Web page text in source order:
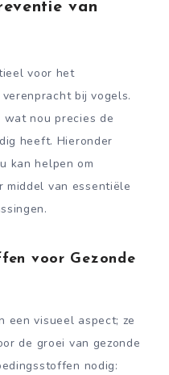
van
voor het
bij vogels.
nou precies de
heeft. Hieronder
kan helpen om
middel van essentiële
voor Gezonde
een visueel aspect; ze
de groei van gezonde
nodig: